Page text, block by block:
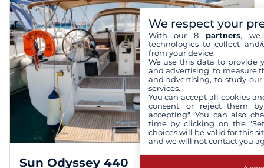
Sun Odyssey 440
We respect your
With our 8 partners, we
technologies to collect
from your device.
We use this data to provide
and advertising, to measure
and advertising, to study
services.
You can accept all cookies
consent, or reject them
accepting". You can also
time by clicking on the
choices will be valid for this
and we will not contact you